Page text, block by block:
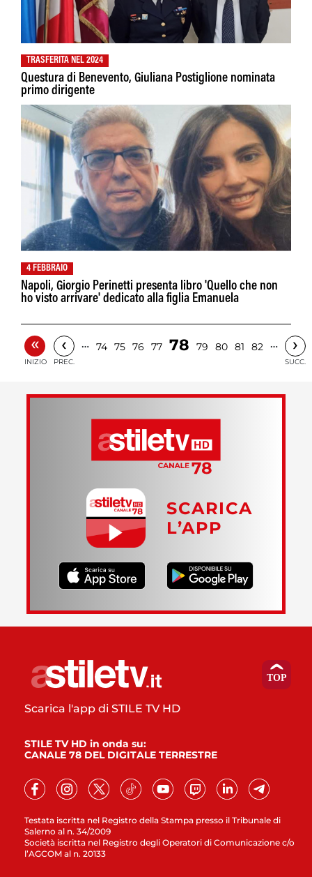
TRASFERITA NEL 2024
Questura di Benevento, Giuliana Postiglione nominata
primo dirigente
4 FEBBRAIO
Napoli, Giorgio Perinetti presenta libro 'Quello che non
ho visto arrivare' dedicato alla figlia Emanuela
«
INIZIO
‹
PREC.
… 74 75 76 77 78 79 80 81 82 … ›
SUCC.
SCARICA
L’APP
Testata iscritta nel Registro della Stampa presso il Tribunale di
Salerno al n. 34/2009
Società iscritta nel Registro degli Operatori di Comunicazione c/o
l’AGCOM al n. 20133
Scarica l'app di STILE TV HD
STILE TV HD in onda su:
CANALE 78 DEL DIGITALE TERRESTRE